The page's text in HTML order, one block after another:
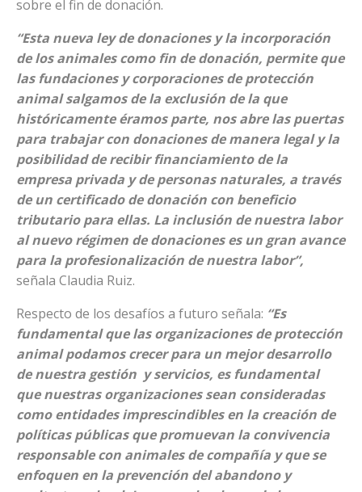
sobre el fin de donación.
“Esta nueva ley de donaciones y la incorporación
de los animales como fin de donación, permite que
las fundaciones y corporaciones de protección
animal salgamos de la exclusión de la que
históricamente éramos parte, nos abre las puertas
para trabajar con donaciones de manera legal y la
posibilidad de recibir financiamiento de la
empresa privada y de personas naturales, a través
de un certificado de donación con beneficio
tributario para ellas. La inclusión de nuestra labor
al nuevo régimen de donaciones es un gran avance
para la profesionalización de nuestra labor”,
señala Claudia Ruiz.
Respecto de los desafíos a futuro señala: “Es
fundamental que las organizaciones de protección
animal podamos crecer para un mejor desarrollo
de nuestra gestión y servicios, es fundamental
que nuestras organizaciones sean consideradas
como entidades imprescindibles en la creación de
políticas públicas que promuevan la convivencia
responsable con animales de compañía y que se
enfoquen en la prevención del abandono y